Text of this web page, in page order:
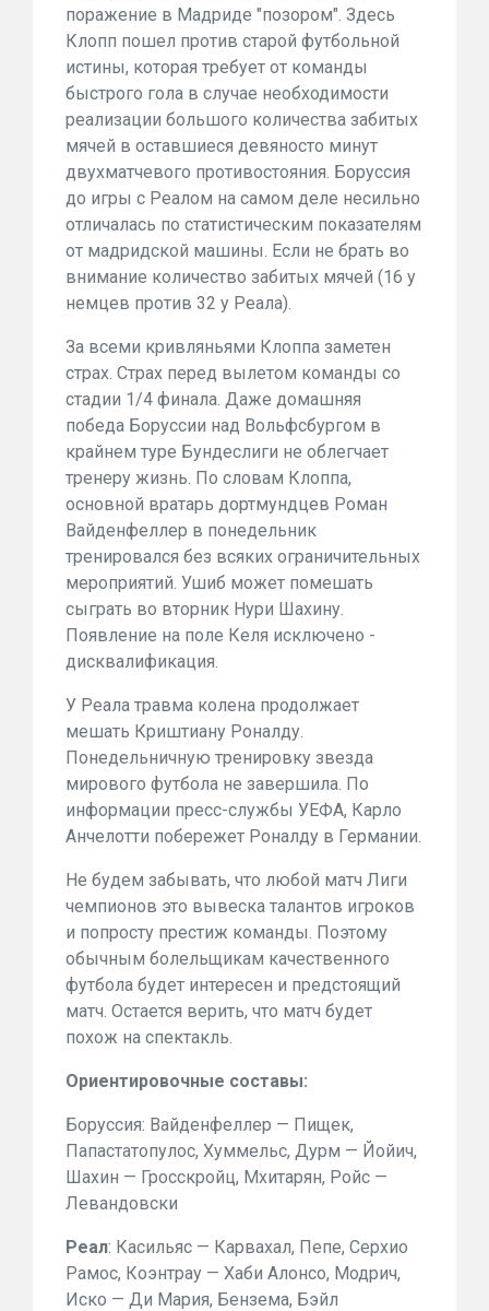
поражение в Мадриде "позором". Здесь
Клопп пошел против старой футбольной
истины, которая требует от команды
быстрого гола в случае необходимости
реализации большого количества забитых
мячей в оставшиеся девяносто минут
двухматчевого противостояния. Боруссия
до игры с Реалом на самом деле несильно
отличалась по статистическим показателям
от мадридской машины. Если не брать во
внимание количество забитых мячей (16 у
немцев против 32 у Реала).
За всеми кривляньями Клоппа заметен
страх. Страх перед вылетом команды со
стадии 1/4 финала. Даже домашняя
победа Боруссии над Вольфсбургом в
крайнем туре Бундеслиги не облегчает
тренеру жизнь. По словам Клоппа,
основной вратарь дортмундцев Роман
Вайденфеллер в понедельник
тренировался без всяких ограничительных
мероприятий. Ушиб может помешать
сыграть во вторник Нури Шахину.
Появление на поле Келя исключено -
дисквалификация.
У Реала травма колена продолжает
мешать Криштиану Роналду.
Понедельничную тренировку звезда
мирового футбола не завершила. По
информации пресс-службы УЕФА, Карло
Анчелотти побережет Роналду в Германии.
Не будем забывать, что любой матч Лиги
чемпионов это вывеска талантов игроков
и попросту престиж команды. Поэтому
обычным болельщикам качественного
футбола будет интересен и предстоящий
матч. Остается верить, что матч будет
похож на спектакль.
Ориентировочные составы:
Боруссия: Вайденфеллер — Пищек,
Папастатопулос, Хуммельс, Дурм — Йойич,
Шахин — Гросскройц, Мхитарян, Ройс —
Левандовски
Реал: Касильяс — Карвахал, Пепе, Серхио
Рамос, Коэнтрау — Хаби Алонсо, Модрич,
Иско — Ди Мария, Бензема, Бэйл